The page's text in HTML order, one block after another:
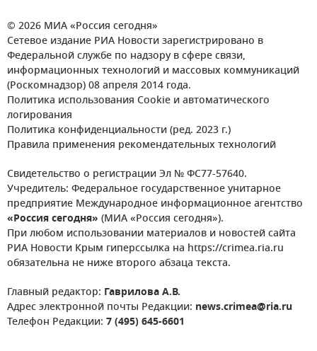
© 2026 МИА «Россия сегодня»
Сетевое издание РИА Новости зарегистрировано в
Федеральной службе по надзору в сфере связи,
информационных технологий и массовых коммуникаций
(Роскомнадзор) 08 апреля 2014 года.
Политика использования Cookie и автоматического
логирования
Политика конфиденциальности (ред. 2023 г.)
Правила применения рекомендательных технологий
Свидетельство о регистрации Эл № ФС77-57640.
Учредитель: Федеральное государственное унитарное
предприятие Международное информационное агентство
«Россия сегодня» (МИА «Россия сегодня»).
При любом использовании материалов и новостей сайта
РИА Новости Крым гиперссылка на https://crimea.ria.ru
обязательна не ниже второго абзаца текста.
Главный редактор: Гаврилова А.В.
Адрес электронной почты Редакции: news.crimea@ria.ru
Телефон Редакции: 7 (495) 645-6601